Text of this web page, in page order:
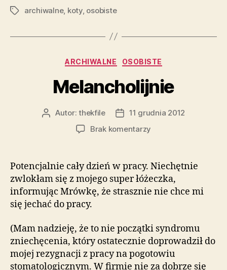
Tagiarchiwalne, koty, osobiste
Kategorie
ARCHIWALNE OSOBISTE
Melancholijnie
AutorAutor:thekfile
Data
wpisu
11 grudnia 2012
Brak komentarzy
Potencjalnie cały dzień w pracy. Niechętnie
zwlokłam się z mojego super łóżeczka,
informując Mrówkę, że strasznie nie chce mi
się jechać do pracy.
(Mam nadzieję, że to nie początki syndromu
zniechęcenia, który ostatecznie doprowadził do
mojej rezygnacji z pracy na pogotowiu
stomatologicznym. W firmie nie za dobrze się